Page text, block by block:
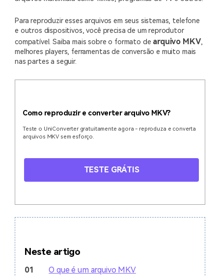
Usuários educacionais desfrutam
Usuários de Filmes
Usuários de DVD
MAIS SOLUÇÕES
UniConverter.
Vídeo Tutorial
Assista ao tutorial em vídeo para aprender como usar o
UniConverter.
suportados pelo UniConverter.
O que há de novo?
Pesquisar
Para reproduzir esses arquivos em seus sistemas, telefone
e outros dispositivos, você precisa de um reprodutor
compatível. Saiba mais sobre o formato de arquivo MKV,
melhores players, ferramentas de conversão e muito mais
nas partes a seguir.
Como reproduzir e converter arquivo MKV?
Teste o UniConverter gratuitamente agora - reproduza e converta
arquivos MKV sem esforço.
TESTE GRÁTIS
Neste artigo
01
O que é um arquivo MKV